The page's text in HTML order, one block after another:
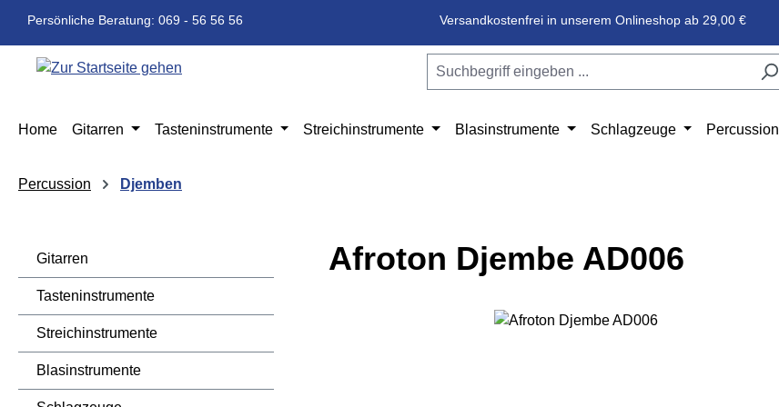
Hauptinhalt springen
Zur Suche springen
Zur Hauptnavigation springen
Persönliche Beratung: 069 - 56 56 56 Versandkostenfrei in unserem Onlineshop ab 29,00 €
Home Gitarren Tasteninstrumente Streichinstrumente Blasinstrumente Schlagzeuge Percussion
Percussion Djemben
Gitarren
Tasteninstrumente
Streichinstrumente
Blasinstrumente
Afroton Djembe AD006
Bildergalerie überspringen